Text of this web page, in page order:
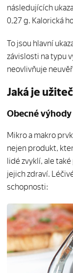
následujících
0,27 g. Kalorická
To jsou hlavní
závislosti na typu
neovlivňuje
Jaká je
Obecné výhody
Mikro a makro
nejen produkt,
lidé zvyklí, ale
jejich zdraví.
schopnosti: